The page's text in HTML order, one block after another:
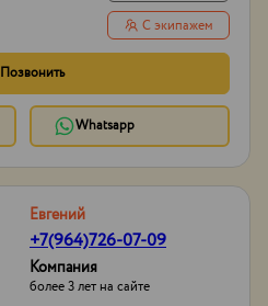
С экипажем
Позвонить
Whatsapp
Евгений
+7(964)726-07-09
Компания
более 3 лет на сайте